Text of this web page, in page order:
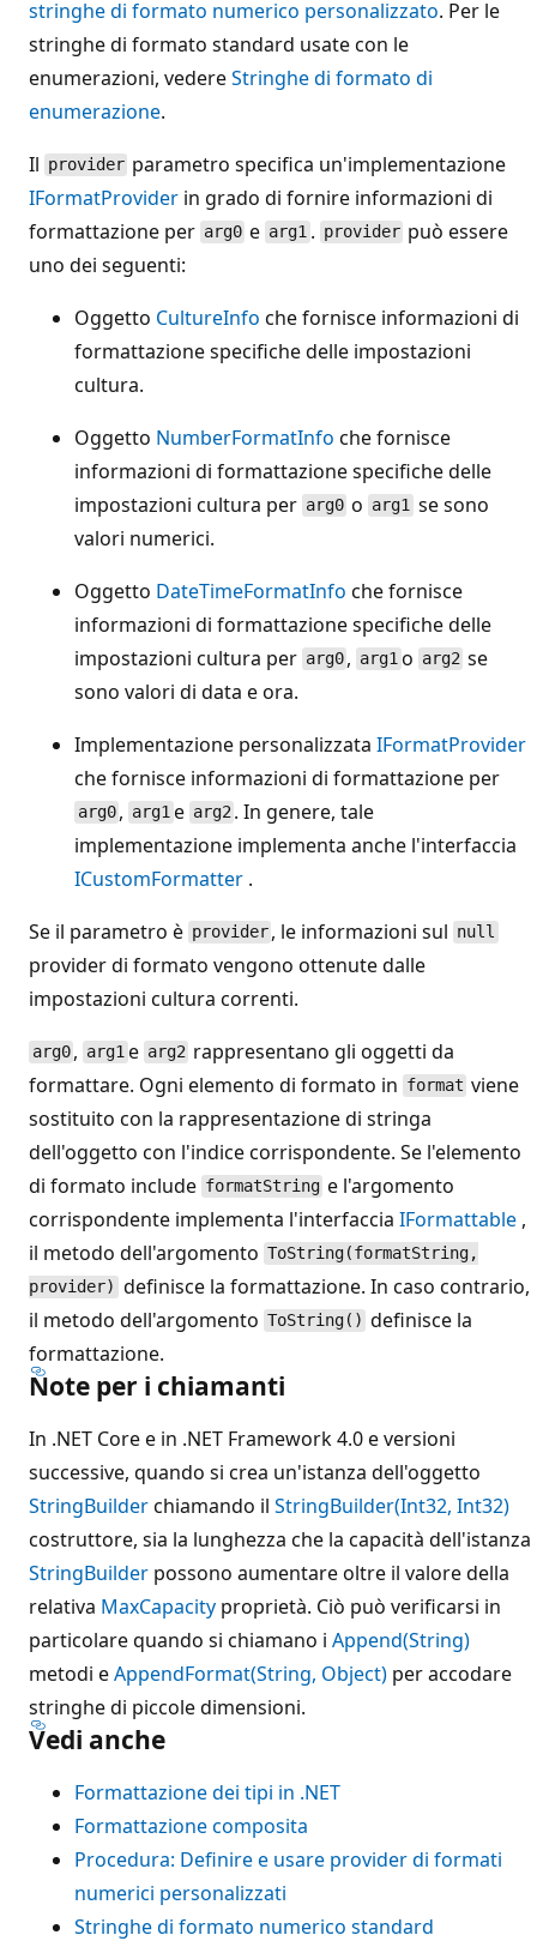
stringhe di formato numerico personalizzato. Per le
stringhe di formato standard usate con le
enumerazioni, vedereStringhe di formato di
enumerazione.
Il provider parametro specifica un'implementazione
IFormatProvider in grado di fornire informazioni di
formattazione per arg0 e arg1. provider può essere
uno dei seguenti:
Oggetto CultureInfo che fornisce informazioni di
formattazione specifiche delle impostazioni
cultura.
Oggetto NumberFormatInfo che fornisce
informazioni di formattazione specifiche delle
impostazioni cultura per arg0 o arg1se sono
valori numerici.
Oggetto DateTimeFormatInfo che fornisce
informazioni di formattazione specifiche delle
impostazioni cultura per arg0 , arg1o arg2 se
sono valori di data e ora.
Implementazione personalizzata IFormatProvider
che fornisce informazioni di formattazione per
arg0 , arg1e arg2 . In genere, tale
implementazione implementa anche l'interfaccia
ICustomFormatter .
Se il parametro è provider , le informazioni sul null
provider di formato vengono ottenute dalle
impostazioni cultura correnti.
arg0 , arg1e arg2 rappresentano gli oggetti da
formattare. Ogni elemento di formato in format viene
sostituito con la rappresentazione di stringa
dell'oggetto con l'indice corrispondente. Se l'elemento
di formato include formatString e l'argomento
corrispondente implementa l'interfaccia IFormattable ,
il metodo dell'argomento ToString(formatString,
provider) definisce la formattazione. In caso contrario,
il metodo dell'argomento ToString() definisce la
formattazione.
Note per i chiamanti
In .NET Core e in .NET Framework 4.0 e versioni
successive, quando si crea un'istanza dell'oggetto
StringBuilderchiamando il StringBuilder(Int32, Int32)
costruttore, sia la lunghezza che la capacità dell'istanza
StringBuilder possono aumentare oltre il valore della
relativa MaxCapacity proprietà. Ciò può verificarsi in
particolare quando si chiamano i Append(String)
metodi eAppendFormat(String, Object) per accodare
stringhe di piccole dimensioni.
Vedi anche
Formattazione dei tipi in .NET
Formattazione composita
Procedura: Definire e usare provider di formati
numerici personalizzati
Stringhe di formato numerico standard